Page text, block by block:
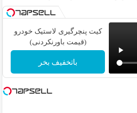
نوشیدنی
گیاهی
مزاحم
بدن(60%تخفیف
تا امشب)
کیت پنچرگیری لاستیک خودرو
(قیمت باورنکردنی)
باتخفیف بخر